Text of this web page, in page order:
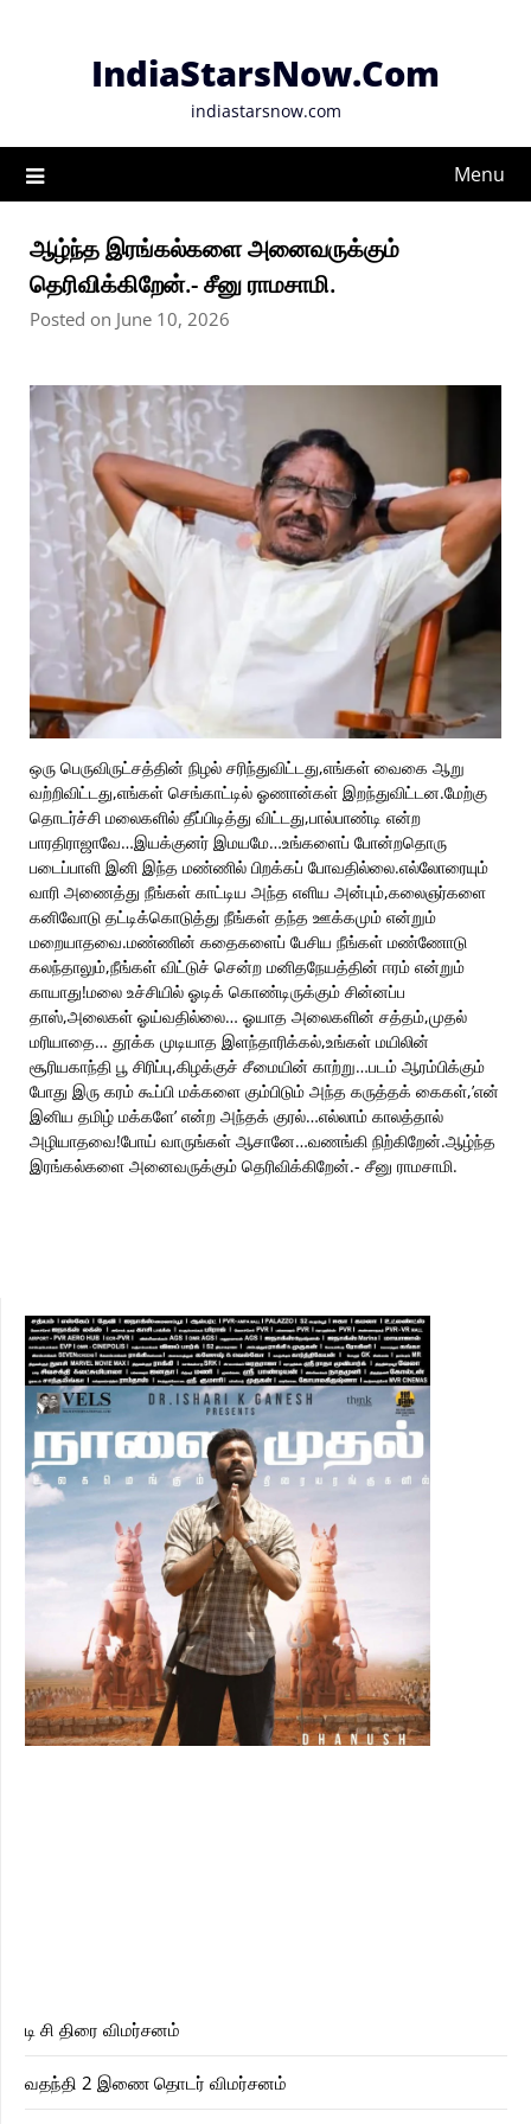
IndiaStarsNow.Com
indiastarsnow.com
Menu
ஆழ்ந்த இரங்கல்களை அனைவருக்கும்
தெரிவிக்கிறேன்.- சீனு ராமசாமி.
Posted on June 10, 2026
ஒரு பெருவிருட்சத்தின் நிழல் சரிந்துவிட்டது,எங்கள் வைகை ஆறு
வற்றிவிட்டது,எங்கள் செங்காட்டில் ஓணான்கள் இறந்துவிட்டன.மேற்கு
தொடர்ச்சி மலைகளில் தீப்பிடித்து விட்டது,பால்பாண்டி என்ற
பாரதிராஜாவே…இயக்குனர் இமயமே…உங்களைப் போன்றதொரு
படைப்பாளி இனி இந்த மண்ணில் பிறக்கப் போவதில்லை.எல்லோரையும்
வாரி அணைத்து நீங்கள் காட்டிய அந்த எளிய அன்பும்,கலைஞர்களை
கனிவோடு தட்டிக்கொடுத்து நீங்கள் தந்த ஊக்கமும் என்றும்
மறையாதவை.மண்ணின் கதைகளைப் பேசிய நீங்கள் மண்ணோடு
கலந்தாலும்,நீங்கள் விட்டுச் சென்ற மனிதநேயத்தின் ஈரம் என்றும்
காயாது!மலை உச்சியில் ஓடிக் கொண்டிருக்கும் சின்னப்ப
தாஸ்,அலைகள் ஓய்வதில்லை… ஓயாத அலைகளின் சத்தம்,முதல்
மரியாதை… தூக்க முடியாத இளந்தாரிக்கல்,உங்கள் மயிலின்
சூரியகாந்தி பூ சிரிப்பு,கிழக்குச் சீமையின் காற்று…படம் ஆரம்பிக்கும்
போது இரு கரம் கூப்பி மக்களை கும்பிடும் அந்த கருத்தக் கைகள்,’என்
இனிய தமிழ் மக்களே’ என்ற அந்தக் குரல்…எல்லாம் காலத்தால்
அழியாதவை!போய் வாருங்கள் ஆசானே…வணங்கி நிற்கிறேன்.ஆழ்ந்த
இரங்கல்களை அனைவருக்கும் தெரிவிக்கிறேன்.- சீனு ராமசாமி.
டி சி திரை விமர்சனம்
வதந்தி 2 இணை தொடர் விமர்சனம்